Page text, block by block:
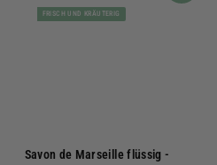
FRISCH UND KRÄUTERIG
Savon de Marseille flüssig -